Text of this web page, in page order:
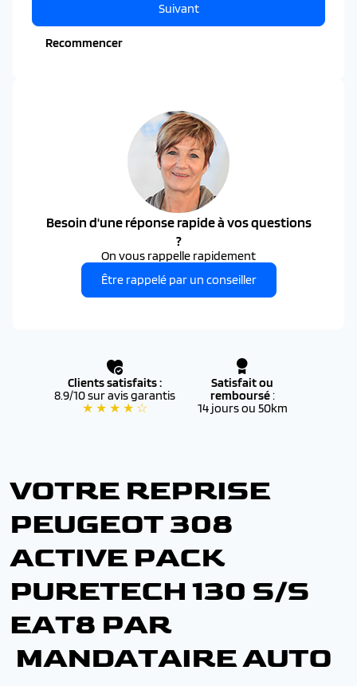
Recommencer
Suivant
Besoin d'une réponse rapide à vos questions
?
On vous rappelle rapidement
Être rappelé par un conseiller
Clients satisfaits :
8.9/10 sur avis garantis
★ ★ ★ ★ ☆
Satisfait ou
remboursé:
14 jours ou 50km
VOTRE REPRISE
PEUGEOT 308
ACTIVE PACK
PURETECH 130 S/S
EAT8 PAR
MANDATAIRE AUTO